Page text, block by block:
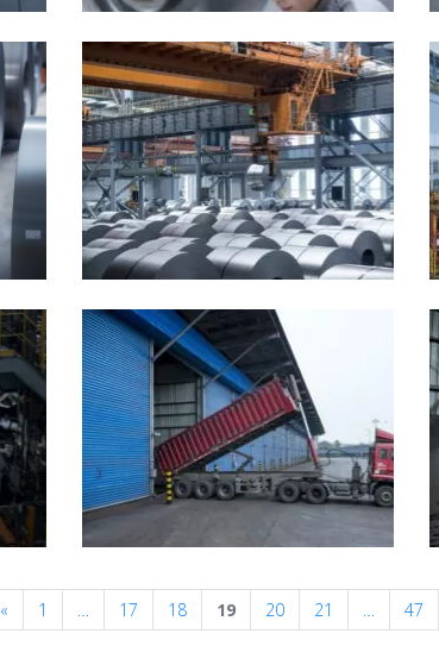
« Previous
1 … 17 18 19 20 21 … 47